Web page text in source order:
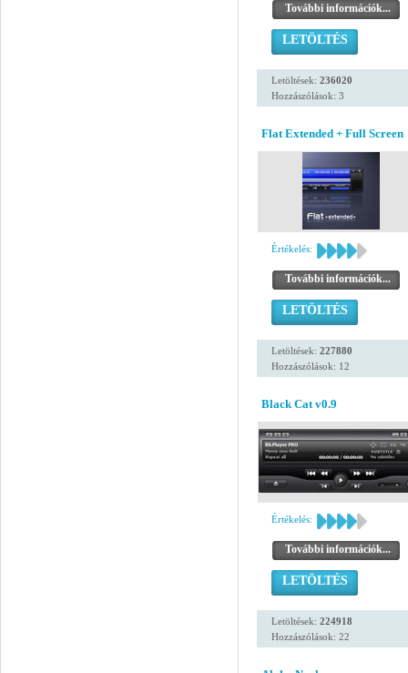
További információk...
LETÖLTÉS
Letöltések: 236020
Hozzászólások: 3
Flat Extended + Full Screen
Értékelés:
További információk...
LETÖLTÉS
Letöltések: 227880
Hozzászólások: 12
Black Cat v0.9
Értékelés:
További információk...
LETÖLTÉS
Letöltések: 224918
Hozzászólások: 22